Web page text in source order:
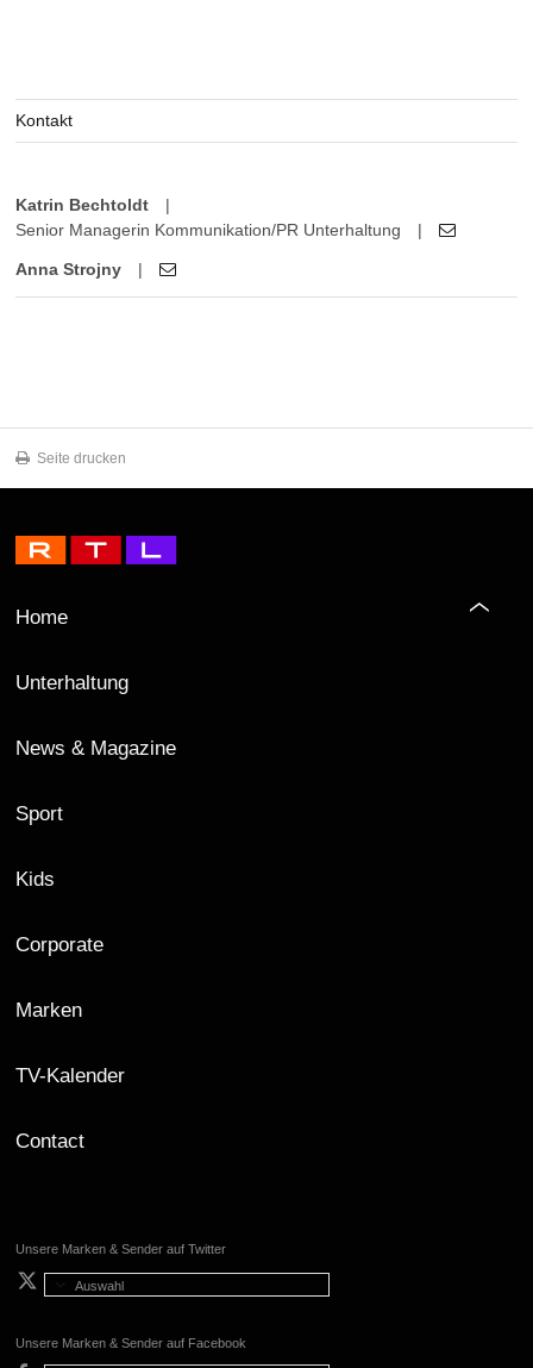
Kontakt
Katrin Bechtoldt
|
Senior Managerin Kommunikation/PR Unterhaltung
|
Anna Strojny |
Seite drucken
Home
Unterhaltung
News & Magazine
Sport
Kids
Corporate
Marken
TV-Kalender
Contact
Unsere Marken & Sender auf Twitter
Auswahl
Unsere Marken & Sender auf Facebook